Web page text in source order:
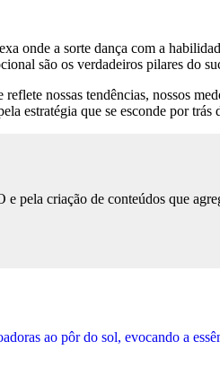
onde a sorte dança com a
são os verdadeiros pilares do
nossas tendências, nossos
estratégia que se esconde por trás
pela criação de conteúdos que